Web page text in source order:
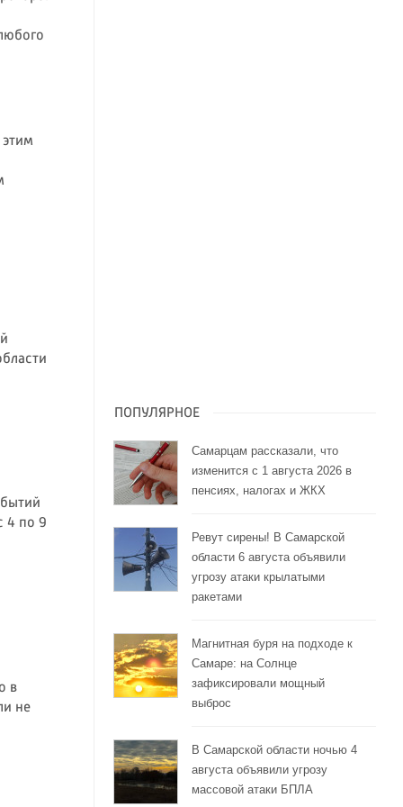
этим
4 по 9
в
не
ПОПУЛЯРНОЕ
Самарцам рассказали, что
изменится с 1 августа 2026 в
пенсиях, налогах и ЖКХ
Ревут сирены! В Самарской
области 6 августа объявили
угрозу атаки крылатыми
ракетами
Магнитная буря на подходе к
Самаре: на Солнце
зафиксировали мощный
выброс
В Самарской области ночью 4
августа объявили угрозу
массовой атаки БПЛА